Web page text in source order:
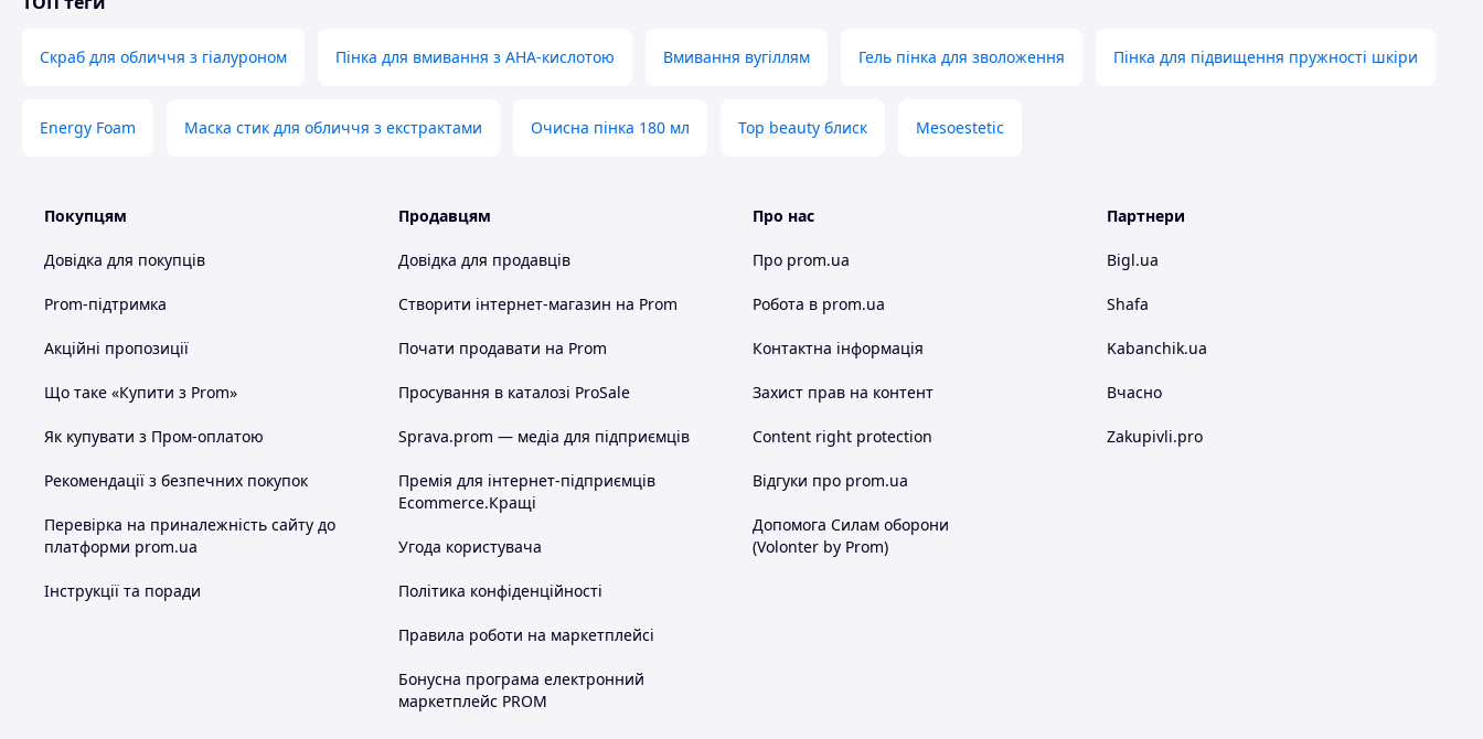
Скраб для обличчя з гіалуроном Пінка для вмивання з AHA-кислотою Вмивання вугіллям Гель пінка для зволоження Пінка для підвищення пружності шкіри
Energy Foam Маска стик для обличчя з екстрактами Очисна пінка 180 мл Top beauty блиск Mesoestetic
Покупцям
Довідка для покупців
Prom-підтримка
Акційні пропозиції
Що таке «Купити з Prom»
Як купувати з Пром-оплатою
Рекомендації з безпечних покупок
Перевірка на приналежність сайту до
платформи prom.ua
Інструкції та поради
Продавцям
Довідка для продавців
Створити інтернет-магазин на Prom
Почати продавати на Prom
Просування в каталозі ProSale
Sprava.prom — медіа для підприємців
Премія для інтернет-підприємців
Ecommerce.Кращі
Угода користувача
Політика конфіденційності
Правила роботи на маркетплейсі
Бонусна програма електронний
маркетплейс PROM
Про нас
Про prom.ua
Робота в prom.ua
Контактна інформація
Захист прав на контент
Content right protection
Відгуки про prom.ua
Допомога Силам оборони
(Volonter by Prom)
Партнери
Bigl.ua
Shafa
Kabanchik.ua
Вчасно
Zakupivli.pro